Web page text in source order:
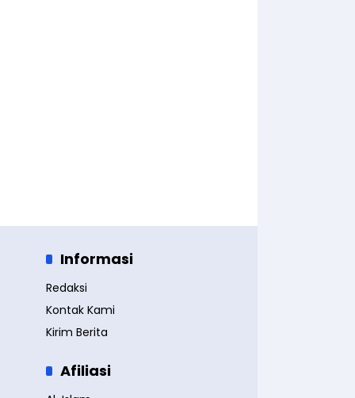
Informasi
Redaksi
Kontak Kami
Kirim Berita
Afiliasi